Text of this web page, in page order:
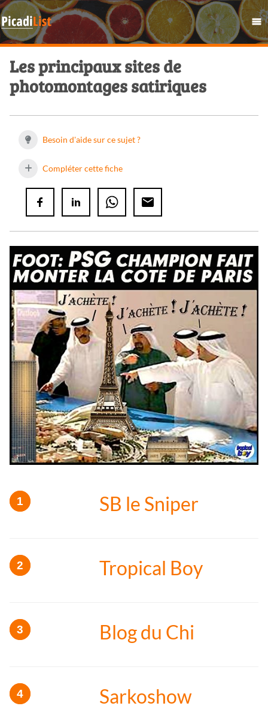
Les principaux sites de
photomontages satiriques
Besoin d'aide sur ce sujet ?
Compléter cette fiche
SB le Sniper
Tropical Boy
Blog du Chi
Sarkoshow